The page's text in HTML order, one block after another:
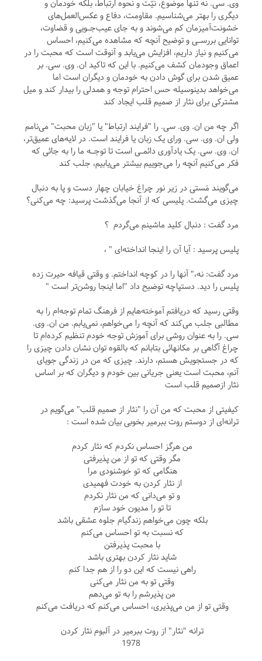
وی. سی. نه تنها موضوع، نیّت و نحوه ارتباط، بلکه خودمان و
دیگری را بهتر می‌شناسیم. مقاومت، دفاع و عکس‌العمل‌های
خشونت‌آمیزمان کم می‌شوند و به جای عیب‌جـویی و قضاوت،
توانایی بررسـی و توضیح آنچه که مشاهده می‌کنیم، احساس
می‌کنیم و نیاز داریم، افزایش می‌یابد و آنوقت است که محبت را در
اعماق وجودمان کشف می‌کنیم. با این که تاکید ان. وی. سی. بر
عمیق شدن برای گوش دادن به خودمان و دیگران است اما
می‌خواهد بدینوسیله حس احترام توجه و همدلی را بیدار کند و میل
مشترکی برای نثار از صمیم قلب ایجاد کند
اگر چه من ان. وی. سی. را "فرایند ارتباط" یا "زبان محبت" می‌نامم
ولی ان. وی. سی. ورای یک زبان یا فرایند است. در لایه‌های عمیق‌تر،
ان. وی. سی. یک یادآوری دائمـی است تا توجـه ما را به جائی که
فکر می‌کنیم آنچه را می‌جوییم بیشتر می‌یابیم، جلب کند
می‌گویند مَستی در زیر نور چراغ خیابان چهار دست و پا به دنبال
چیزی می‌گشت. پلیسی که از آنجا می‌گذشت پرسید: چه می‌کنی؟
مرد گفت : دنبال کلید ماشینم می‌گردم ؟
پلیس پرسید : آیا آن را اینجا انداخته‌ای " ،
مرد گفت: نه،" آنها را در کوچه انداختم. و وقتی قیافه حیرت زده
پلیس را دید. دستپاچه توضیح داد "اما اینجا روشن‌تر است "
وقتی رسید که دریافتم آموخته‌هایم از فرهنگ تمام توجه‌ام را به
مطالبی جلب می‌کند که آنچه را می‌خواهم، نمی‌یابم. من ان. وی.
سی. را به عنوان روشی برای آموزش توجه خودم تنظیم کرده‌ام تا
چراغ آگاهی بر مکانهائی بتابانم که بالقوه توان نشان دادن چیزی را
که در جستجویش هستم، دارند. چیزی که من در زندگی جویای
آنم، محبت است یعنی جریانی بین خودم و دیگران که بر اساس
نثار ازصمیم قلب است
کیفیتی از محبت که من آن را "نثار از صمیم قلب" می‌گویم در
ترانه‌ای از دوستم روت ببرمیر بخوبی بیان شده است :
من هرگز احساس نکردم که نثار کردم
مگر وقتی که تو از من پذیرفتی
هنگامی که تو خوشنودی مرا
از نثار کردن به خودت فهمیدی
و تو می‌دانی که من نثار نکردم
تا تو را مدیون خود سازم
بلکه چون می‌خواهم زندگیام جلوه عشقی باشد
که نسبت به تو احساس می‌کنم
با محبت پذیرفتن
شاید نثار کردن بهتری باشد
راهی نیست که این دو را از هم جدا کنم
وقتی تو به من نثار می‌کنی
من پذیرشم را به تو می‌دهم
وقتی تو از من می‌پذیری، احساس می‌کنم که دریافت می‌کنم
ترانه "نثار" از روت ببرمیر در آلبوم نثار کردن
1978